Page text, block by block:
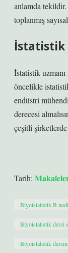
anlamda
toplanmış
İstatistik
İstatistik
öncelikle
endüstri
derecesi
çeşitli
Tarih:
Biyoistatistik B
Biyoistatistik dersi
Biyoistatistik